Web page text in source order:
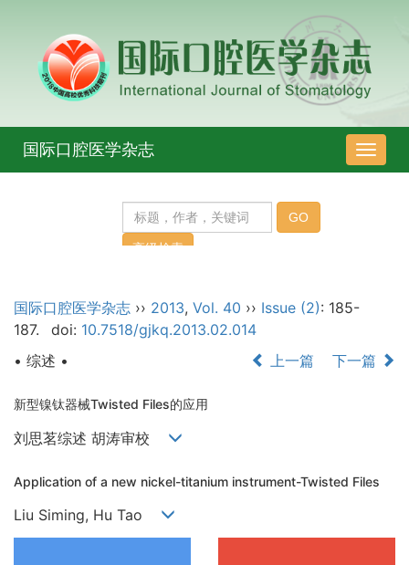
导
航
国际口腔医学杂志
国际口腔医学杂志 ›› 2013, Vol. 40 ›› Issue (2): 185-
187.
doi: 10.7518/gjkq.2013.02.014
• 综述 •
上一篇 下一篇
新型镍钛器械Twisted Files的应用
刘思茗综述 胡涛审校
Application of a new nickel-titanium instrument-Twisted Files
Liu Siming, Hu Tao